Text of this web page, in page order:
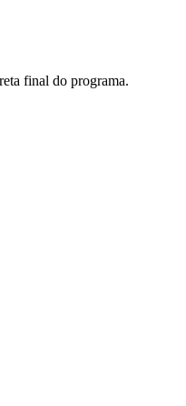
final do programa.